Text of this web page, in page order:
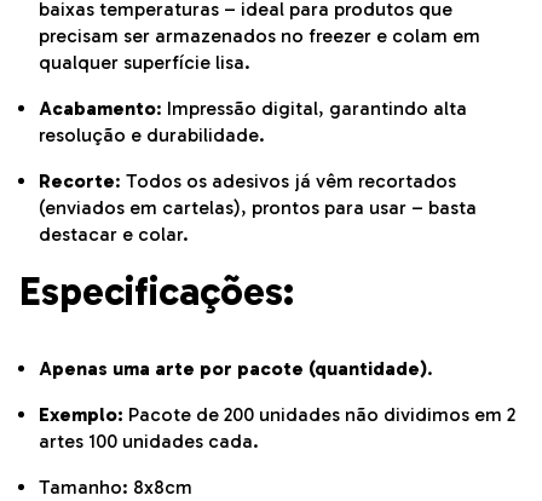
baixas temperaturas – ideal para produtos que
precisam ser armazenados no freezer e colam em
qualquer superfície lisa.
Acabamento: Impressão digital, garantindo alta
resolução e durabilidade.
Recorte: Todos os adesivos já vêm recortados
(enviados em cartelas), prontos para usar – basta
destacar e colar.
Especificações:
Apenas uma arte por pacote (quantidade).
Exemplo: Pacote de 200 unidades não dividimos em 2
artes 100 unidades cada.
Tamanho: 8x8cm